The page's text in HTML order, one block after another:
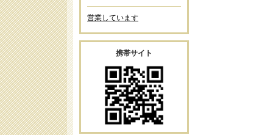
営業しています
携帯サイト